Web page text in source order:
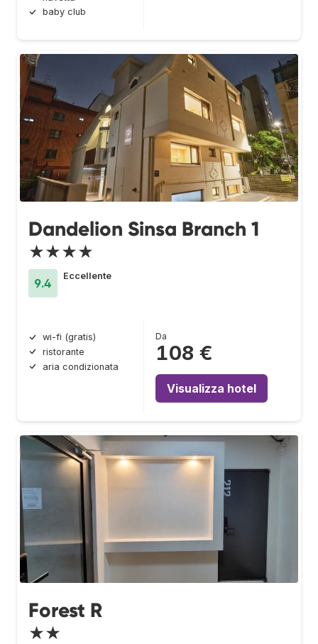
baby club
Dandelion Sinsa Branch 1
★★★★
9.4
Eccellente
wi-fi (gratis)
ristorante
aria condizionata
Da
108 €
Visualizza hotel
Forest R
★★